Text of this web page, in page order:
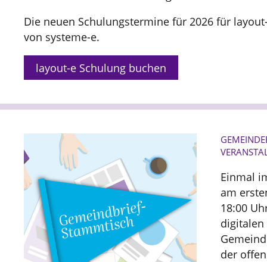
Die neuen Schulungstermine für 2026 für
von systeme-e.
layout-e Schulung buchen
Einmal
am
18:00
digitalen
der